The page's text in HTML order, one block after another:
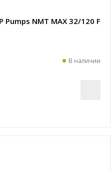
NMT MAX 32/120 F
В наличии